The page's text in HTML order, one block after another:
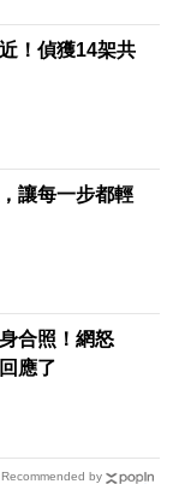
！偵獲14架共
讓每一步都輕
合照！網怒
應了
Recommended by